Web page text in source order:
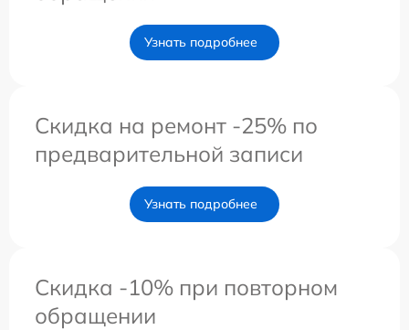
Узнать подробнее
Скидка на ремонт -25% по
предварительной записи
Узнать подробнее
Скидка -10% при повторном
обращении